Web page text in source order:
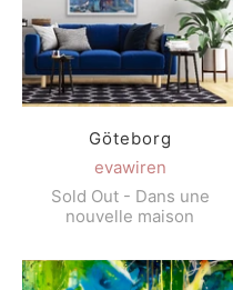
Göteborg
evawiren
Sold Out - Dans une
nouvelle maison